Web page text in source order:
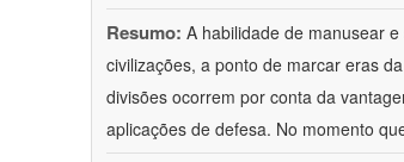
Resumo: A habilidade de manusear
civilizações, a ponto de marcar eras
divisões ocorrem por conta da
aplicações de defesa. No momento